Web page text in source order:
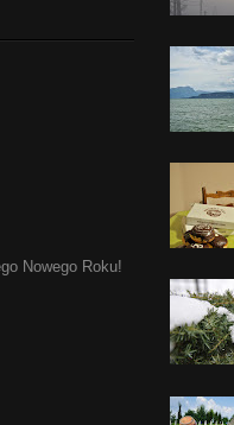
Nowego Roku!